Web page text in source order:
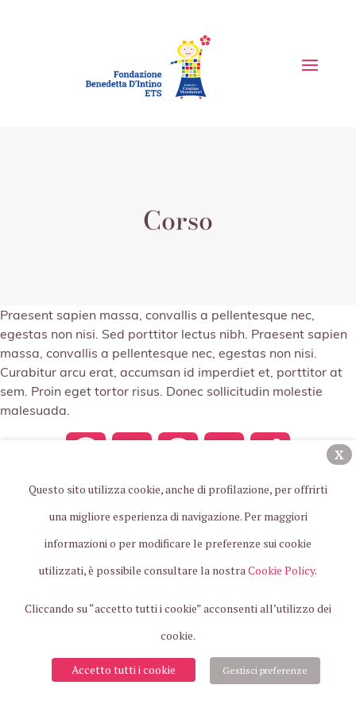
Corso
Praesent sapien massa, convallis a pellentesque nec,
egestas non nisi. Sed porttitor lectus nibh. Praesent sapien
massa, convallis a pellentesque nec, egestas non nisi.
Curabitur arcu erat, accumsan id imperdiet et, porttitor at
sem. Proin eget tortor risus. Donec sollicitudin molestie
malesuada.
Link
Fondazione Benedetta D’Intino ETS a
Sercognani, 17, 20156, Milano |Email|
|Credits
Questo sito utilizza cookie, anche di profilazione, per offrirti
una migliore esperienza di navigazione. Per maggiori
informazioni o per modificare le preferenze sui cookie
utilizzati, è possibile consultare la nostraCookie Policy.
Cliccando su “accetto tutti i cookie” acconsenti all’utilizzo dei
cookie.
Accetto tutti i cookie Gestisci preferenze
X